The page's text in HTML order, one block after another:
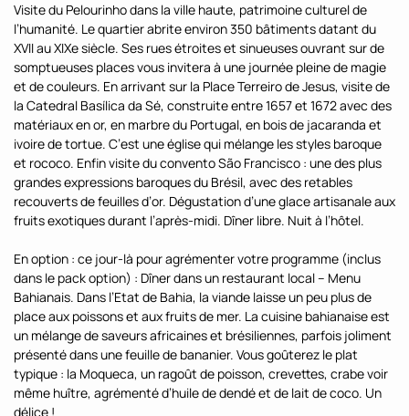
Visite du Pelourinho dans la ville haute, patrimoine culturel de
l’humanité. Le quartier abrite environ 350 bâtiments datant du
XVII au XIXe siècle. Ses rues étroites et sinueuses ouvrant sur de
somptueuses places vous invitera à une journée pleine de magie
et de couleurs. En arrivant sur la Place Terreiro de Jesus, visite de
la Catedral Basílica da Sé, construite entre 1657 et 1672 avec des
matériaux en or, en marbre du Portugal, en bois de jacaranda et
ivoire de tortue. C’est une église qui mélange les styles baroque
et rococo. Enfin visite du convento São Francisco : une des plus
grandes expressions baroques du Brésil, avec des retables
recouverts de feuilles d’or. Dégustation d’une glace artisanale aux
fruits exotiques durant l’après-midi. Dîner libre. Nuit à l’hôtel.
En option : ce jour-là pour agrémenter votre programme (inclus
dans le pack option) : Dîner dans un restaurant local – Menu
Bahianais. Dans l’Etat de Bahia, la viande laisse un peu plus de
place aux poissons et aux fruits de mer. La cuisine bahianaise est
un mélange de saveurs africaines et brésiliennes, parfois joliment
présenté dans une feuille de bananier. Vous goûterez le plat
typique : la Moqueca, un ragoût de poisson, crevettes, crabe voir
même huître, agrémenté d’huile de dendé et de lait de coco. Un
délice !